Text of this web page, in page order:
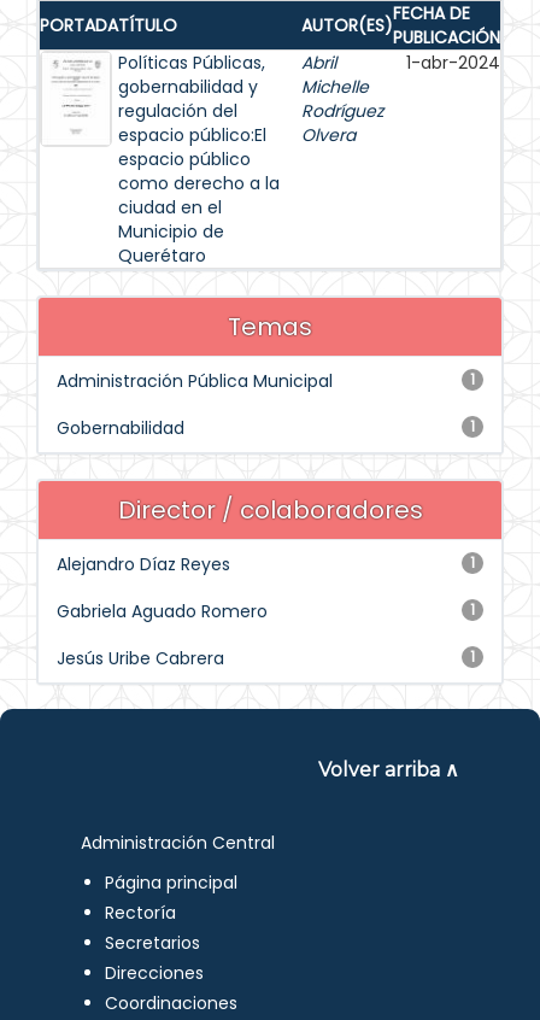
PORTADATÍTULO AUTOR(ES)FECHA DE
PUBLICACIÓN
Políticas Públicas,
gobernabilidad y
regulación del
espacio público:El
espacio público
como derecho a la
ciudad en el
Municipio de
Querétaro
Abril
Michelle
Rodríguez
Olvera
1-abr-2024
Temas
1
Administración Pública Municipal
1
Gobernabilidad
Director / colaboradores
1
Alejandro Díaz Reyes
1
Gabriela Aguado Romero
1
Jesús Uribe Cabrera
Volver arriba ∧
Administración Central
Página principal
Rectoría
Secretarios
Direcciones
Coordinaciones